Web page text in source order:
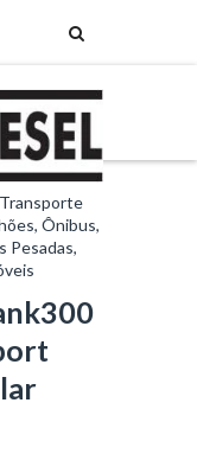
Ônibus,
Pesadas,